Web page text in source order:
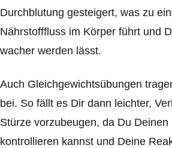
Durchblutung gesteigert, was zu
Nährstofffluss im Körper führt und
wacher werden lässt.
Auch Gleichgewichtsübungen
bei. So fällt es Dir dann leichter,
Stürze vorzubeugen, da Du
kontrollieren kannst und Deine